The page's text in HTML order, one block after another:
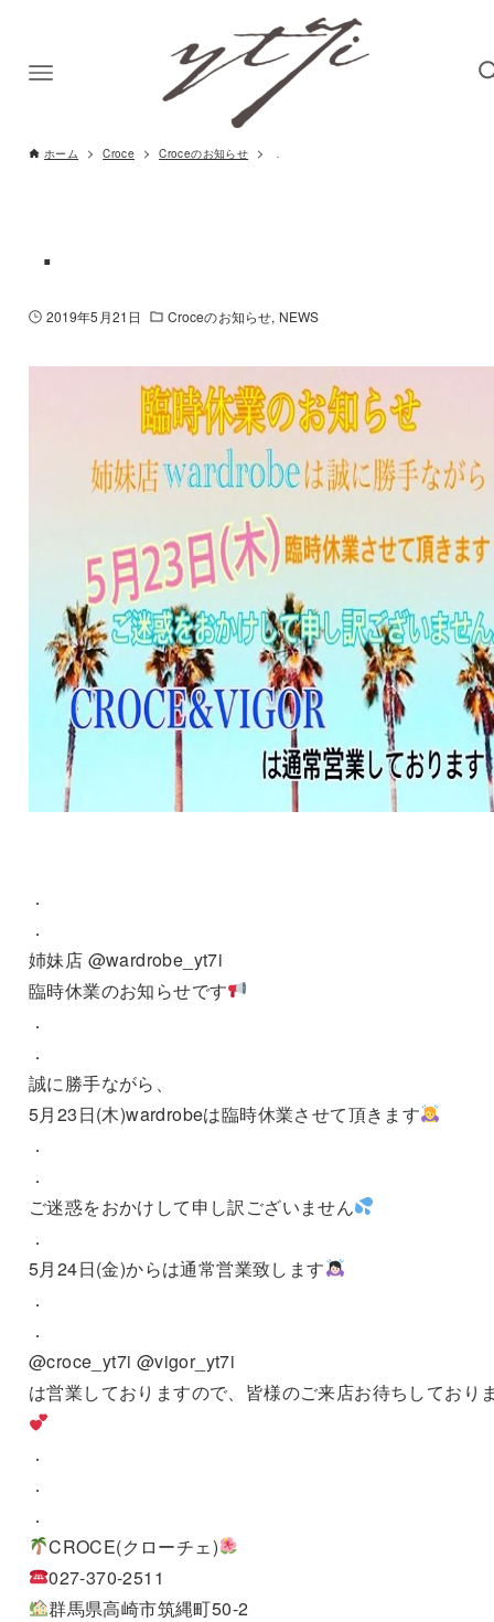
ホーム Croce Croceのお知らせ ．
．
2019年5月21日 Croceのお知らせ NEWS
．
．
姉妹店 @wardrobe_yt7i
臨時休業のお知らせです
．
．
誠に勝手ながら、
5月23日(木)wardrobeは臨時休業させて頂きます
．
．
ご迷惑をおかけして申し訳ございません
．
5月24日(金)からは通常営業致します
．
．
@croce_yt7i @vigor_yt7i
は営業しておりますので、皆様のご来店お待ちしており
．
．
．
CROCE(クローチェ)
027-370-2511
群馬県高崎市筑縄町50-2